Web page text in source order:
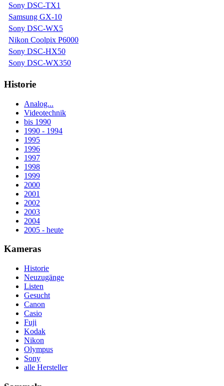
Sony DSC-TX1
Samsung GX-10
Sony DSC-WX5
Nikon Coolpix P6000
Sony DSC-HX50
Sony DSC-WX350
Historie
Analog...
Videotechnik
bis 1990
1990 - 1994
1995
1996
1997
1998
1999
2000
2001
2002
2003
2004
2005 - heute
Kameras
Historie
Neuzugänge
Listen
Gesucht
Canon
Casio
Fuji
Kodak
Nikon
Olympus
Sony
alle Hersteller